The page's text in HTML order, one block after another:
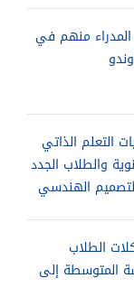
منهم في
التعلم الذاتي
والطلاب الجدد
الهندسي
الطلاب
المتوسطة إلى